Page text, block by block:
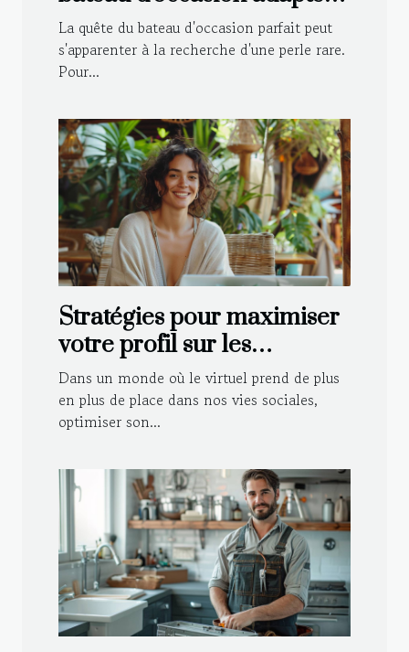
vos besoins
La quête du bateau d'occasion parfait peut
s'apparenter à la recherche d'une perle rare.
Pour...
Stratégies pour maximiser
votre profil sur les
plateformes de rencontre
Dans un monde où le virtuel prend de plus
en plus de place dans nos vies sociales,
optimiser son...